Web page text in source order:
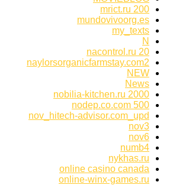
mrict.ru 200
mundovivoorg.es
my_texts
N
nacontrol.ru 20
naylorsorganicfarmstay.com2
NEW
News
nobilia-kitchen.ru 2000
nodep.co.com 500
nov_hitech-advisor.com_upd
nov3
nov6
numb4
nykhas.ru
online casino canada
online-winx-games.ru